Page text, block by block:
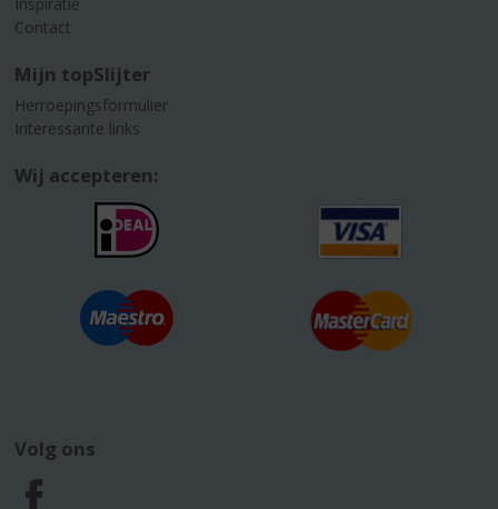
Contact
Mijn topSlijter
Herroepingsformulier
Interessante links
Wij accepteren:
Volg ons
F